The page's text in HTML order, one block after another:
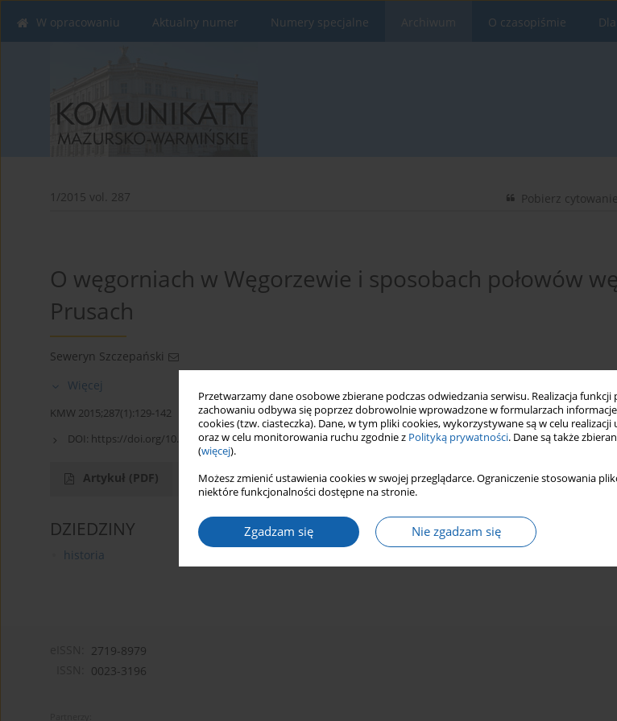
Przetwarzamy dane osobowe zbierane podczas odwiedzania serwisu. Realizacja
zachowaniu odbywa się poprzez dobrowolnie wprowadzone w formularzach
cookies (tzw. ciasteczka). Dane, w tym pliki cookies, wykorzystywane są w celu
oraz w celu monitorowania ruchu zgodnie z Polityką prywatności. Dane są także
(więcej).
Możesz zmienić ustawienia cookies w swojej przeglądarce. Ograniczenie stosowania
niektóre funkcjonalności dostępne na stronie.
Zgadzam się Nie zgadzam się
W opracowaniu Aktualny numer Numery specjalne Archiwum O czasopiśmie
1/2015 vol. 287 Pobierz cytowanie
O węgorniach w Węgorzewie i sposobach połowów
Prusach
Seweryn Szczepański
Więcej
KMW 2015;287(1):129-142
DOI: https://doi.org/10.51974/kmw-142682
Artykuł (PDF)
DZIEDZINY
historia
2719-8979
0023-3196